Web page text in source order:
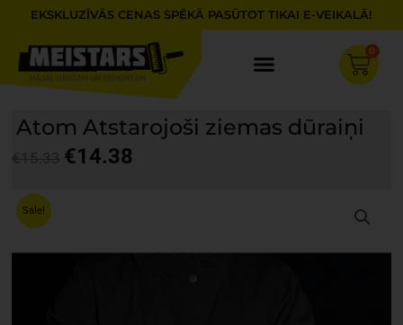
content
EKSKLUZĪVĀS CENAS SPĒKĀ PASŪTOT TIKAI E-VEIKALĀ!
0
Cart
Atom Atstarojoši ziemas dūraiņi
€14.38
Sale!